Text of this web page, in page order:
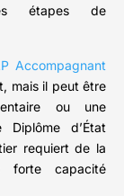
étapes de
Accompagnant
mais il peut être
ou une
Diplôme d’État
requiert de la
forte capacité